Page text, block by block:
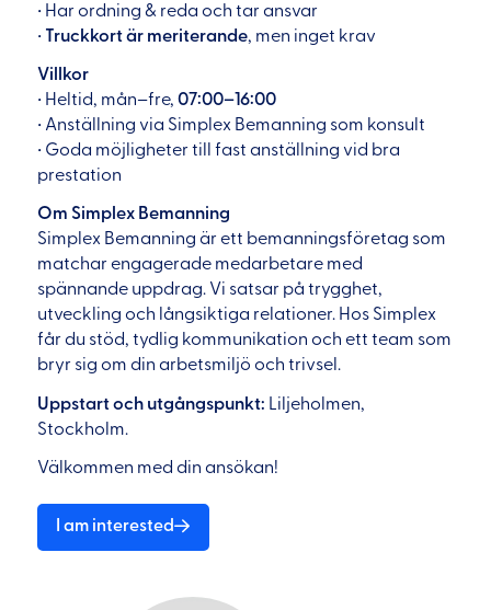
• Har ordning & reda och tar ansvar
• Truckkort är meriterande, men inget krav
Villkor
• Heltid, mån–fre, 07:00–16:00
• Anställning via Simplex Bemanning som konsult
• Goda möjligheter till fast anställning vid bra
prestation
Om Simplex Bemanning
Simplex Bemanning är ett bemanningsföretag som
matchar engagerade medarbetare med
spännande uppdrag. Vi satsar på trygghet,
utveckling och långsiktiga relationer. Hos Simplex
får du stöd, tydlig kommunikation och ett team som
bryr sig om din arbetsmiljö och trivsel.
Uppstart och utgångspunkt: Liljeholmen,
Stockholm.
Välkommen med din ansökan!
I am interested